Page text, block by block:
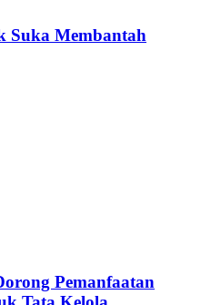
Suka Membantah
Pemanfaatan